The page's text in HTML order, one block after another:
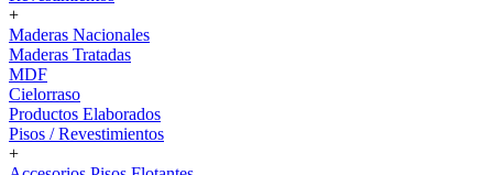
+
Maderas Nacionales
Maderas Tratadas
MDF
Cielorraso
Productos Elaborados
Pisos / Revestimientos
+